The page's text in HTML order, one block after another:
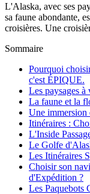
L'Alaska, avec ses
sa faune abondante,
croisières. Une
Sommaire
Pourquoi
c'est ÉPIQUE.
Les paysages
La faune et la
Une immersion
Itinéraires :
L'Inside
Le Golfe
Les Itinéraires
Choisir son
d'Expédition ?
Les Paquebots